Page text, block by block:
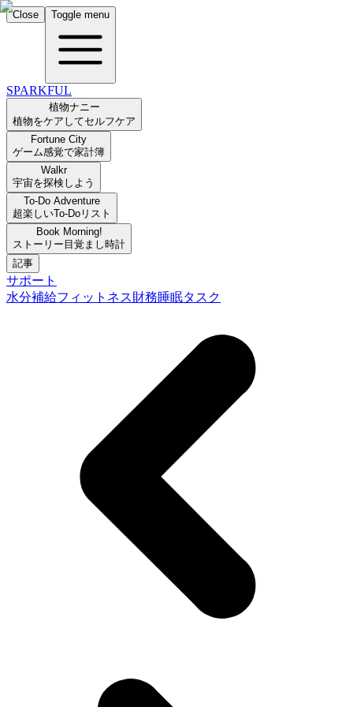
Close Toggle menu
SPARKFUL
植物ナニー
植物をケアしてセルフケア
Fortune City
ゲーム感覚で家計簿
Walkr
宇宙を探検しよう
To-Do Adventure
超楽しいTo-Doリスト
Book Morning!
ストーリー目覚まし時計
記事
サポート
水分補給フィットネス財務睡眠タスク